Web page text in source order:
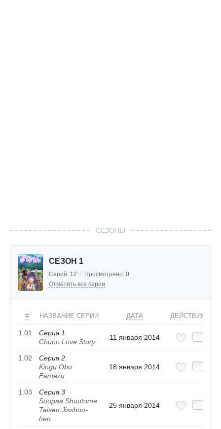
СЕЗОНЫ
СЕЗОН 1
Серий: 12 / Просмотрено: 0
Отметить все серии
# НАЗВАНИЕ СЕРИИ ДАТА ДЕЙСТВИЯ
1.01
Серия 1
Chuno Love Story
11 января 2014
1.02
Серия 2
Kingu Obu
Fāmāzu
18 января 2014
1.03
Серия 3
Suupaa Shuutome
Taisen Jisshuu-
hen
25 января 2014